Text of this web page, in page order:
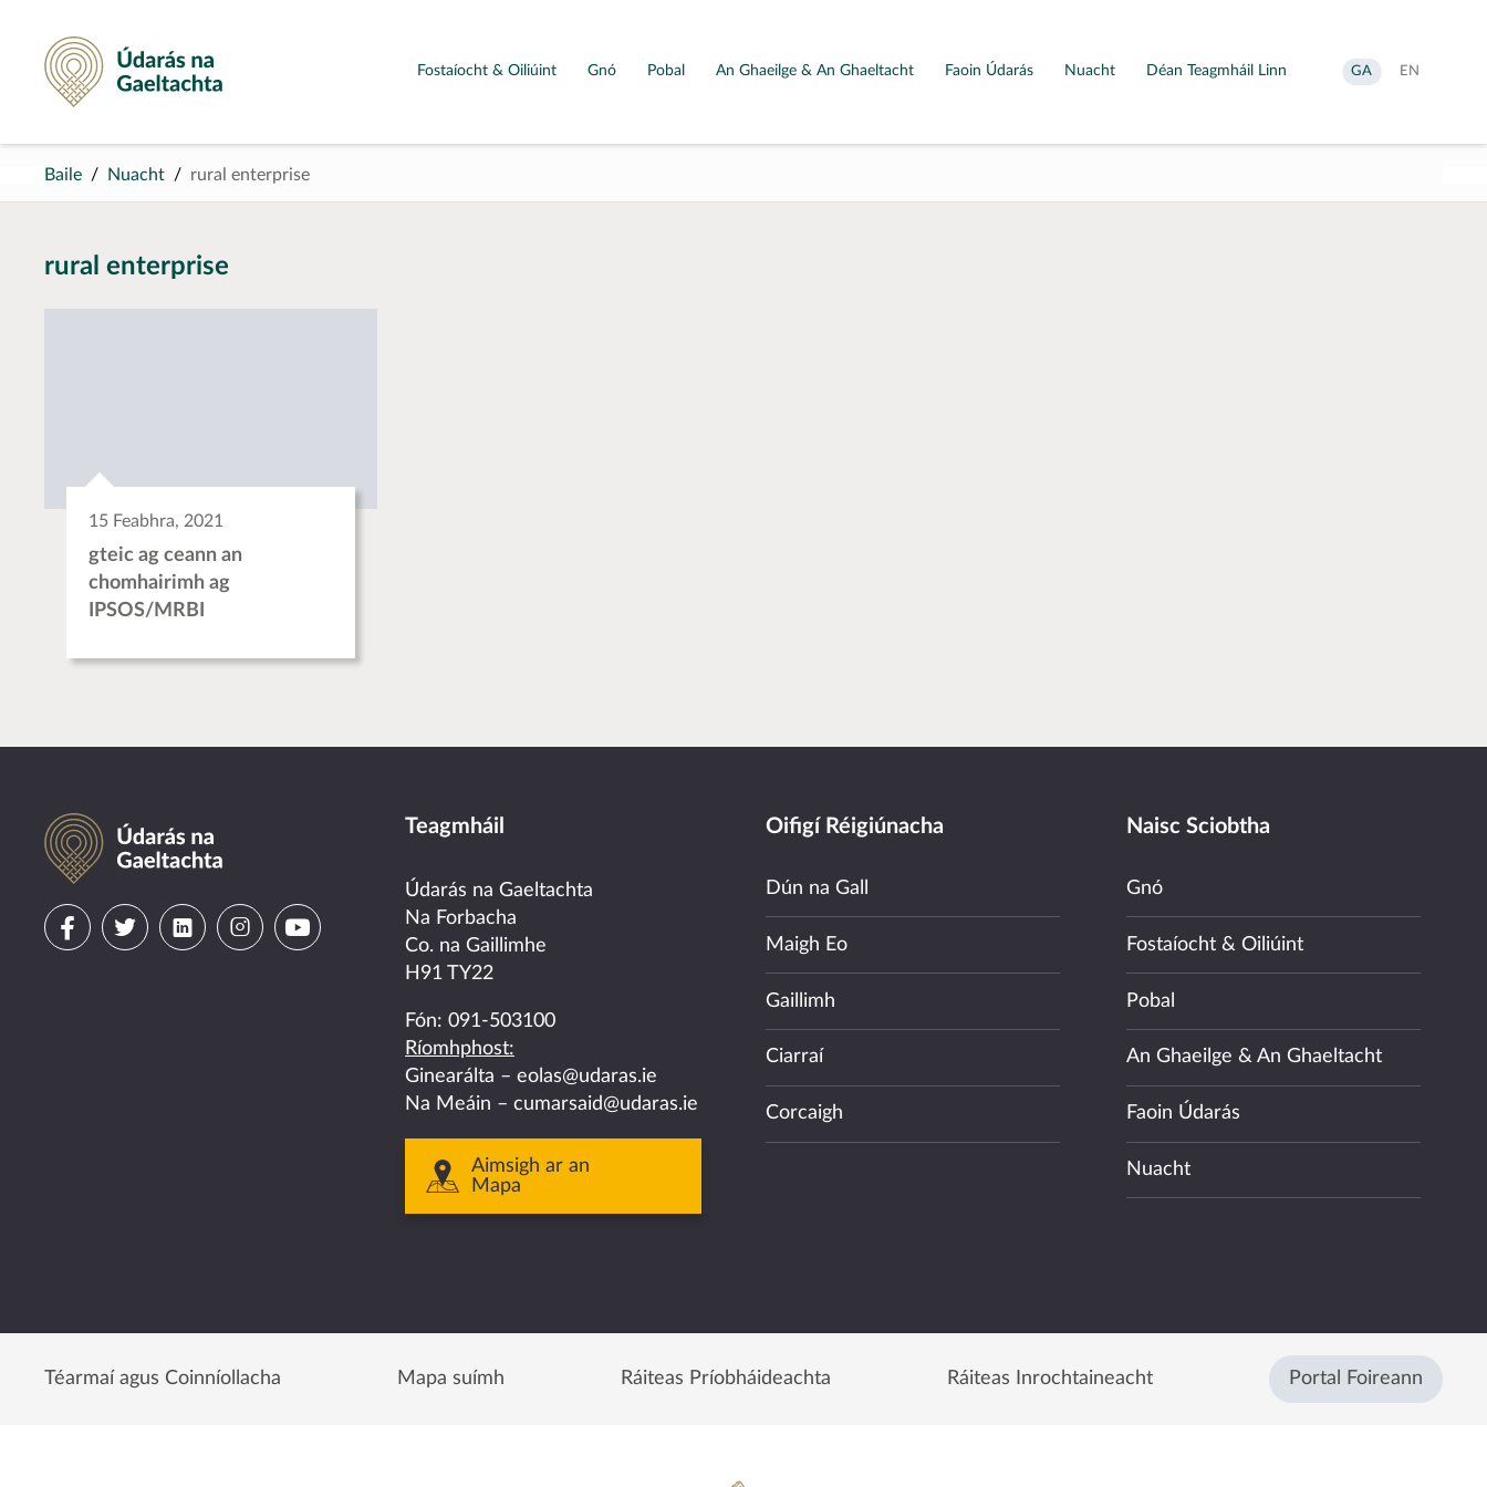
Údarás na Gaeltachta
Fostaíocht & Oiliúint Gnó Pobal An Ghaeilge & An Ghaeltacht Faoin Údarás Nuacht Déan Teagmháil Linn
Aistrigh
go
GA
Change
EN
Baile Nuacht rural enterprise
rural enterprise
15 Feabhra, 2021
gteic ag ceann an
chomhairimh ag
IPSOS/MRBI
Údarás na Gaeltachta
VisitVisitVisitVisit
instagram
Visit
youtube
Teagmháil
Údarás na Gaeltachta
Na Forbacha
Co. na Gaillimhe
H91 TY22
Fón: 091-503100
Ríomhphost:
Ginearálta – eolas@udaras.ie
Na Meáin – cumarsaid@udaras.ie
Aimsigh ar an
Mapa
Oifigí Réigiúnacha
Dún na Gall
Maigh Eo
Gaillimh
Ciarraí
Corcaigh
Naisc Sciobtha
Gnó
Fostaíocht & Oiliúint
Pobal
An Ghaeilge & An Ghaeltacht
Faoin Údarás
Nuacht
Téarmaí agus Coinníollacha Mapa suímh Ráiteas Príobháideachta Ráiteas Inrochtaineacht Portal Foireann